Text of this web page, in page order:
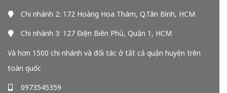
Chi nhánh 2: 172 Hoàng Hoa Thám, Q.Tân Bình, HCM
Chi nhánh 3: 127 Điện Biên Phủ, Quận 1, HCM
Và hơn 1500 chi nhánh và đối tác ở tất cả quận huyện trên
toàn quốc
0973545359